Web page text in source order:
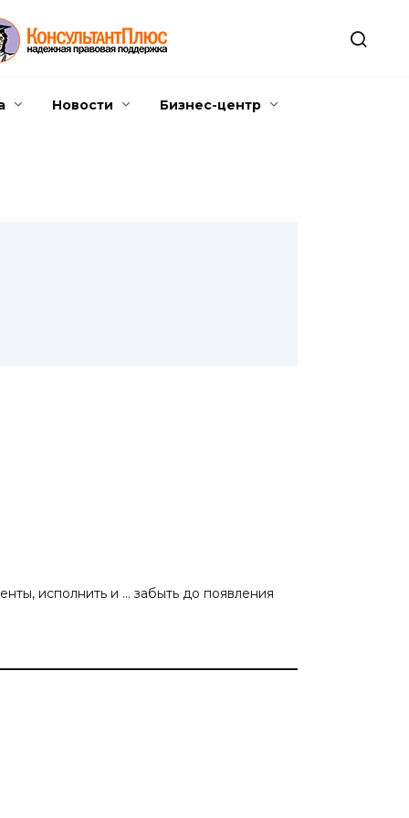
Новости Бизнес-центр
исполнить и … забыть до появления